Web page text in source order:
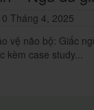
ăn lành
Tháng 4, 2025
vệ não bộ: Giấc
case study...